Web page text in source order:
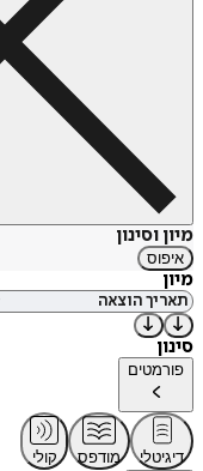
מיון וסינון
איפוס
מיון
סינון
פורמטים
דיגיטלי מודפס
קולי